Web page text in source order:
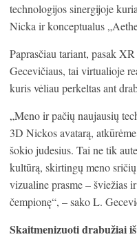
technologijos sinergijoje
Nicka ir konceptualus
Paprasčiau tariant, pasak
Gecevičiaus, tai virtualioje
kuris vėliau perkeltas ant
„Meno ir pačių naujausių
3D Nickos avatarą,
šokio judesius. Tai ne tik
kultūrą, skirtingų meno
vizualine prasme – šviežias
čempionę“, – sako L.
Skaitmenizuoti drabužiai